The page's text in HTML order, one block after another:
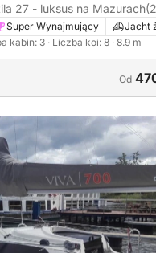
27 - luksus na Mazurach
Super Wynajmujący
Jacht
kabin: 3 · Liczba koi: 8 · 8.9 m
Od